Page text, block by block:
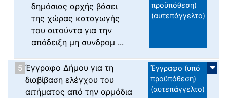
δημόσιας αρχής βάσει
της χώρας καταγωγής
του αιτούντα για την
απόδειξη μη συνδρομ ...
προϋπόθεση)
(αυτεπάγγελτο)
5 Έγγραφο Δήμου για τη
διαβίβαση ελέγχου του
αιτήματος από την αρμόδια
Έγγραφο (υπό
προϋπόθεση)
(αυτεπάγγελτο)